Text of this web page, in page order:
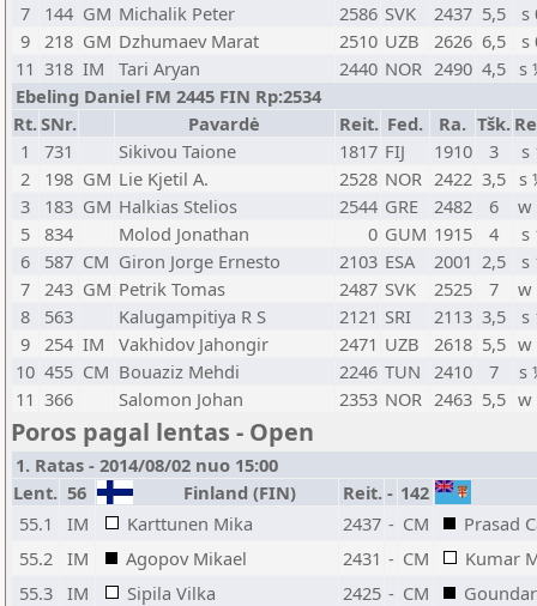
7
144 GM Michalik Peter 2586 SVK 2437 5,5
s
9
218 GM Dzhumaev Marat 2510 UZB 2626 6,5
s
11 318 IM Tari Aryan 2440 NOR 2490 4,5 s
Ebeling Daniel FM 2445 FIN Rp:2534
Rt.SNr. Pavardė Reit. Fed. Ra. Tšk.
1
731 Sikivou Taione 1817 FIJ 1910 3
s
2
198 GM Lie Kjetil A. 2528 NOR 2422 3,5 s
3
183 GM Halkias Stelios 2544 GRE 2482 6
w
5
834 Molod Jonathan 0 GUM 1915 4
s
6
587 CM Giron Jorge Ernesto 2103 ESA 2001 2,5
s
7
243 GM Petrik Tomas 2487 SVK 2525 7
w
8
563 Kalugampitiya R S 2121 SRI 2113 3,5
s
9
254 IM Vakhidov Jahongir 2471 UZB 2618 5,5 w
10 455 CM Bouaziz Mehdi 2246 TUN 2410 7
s
11 366 Salomon Johan 2353 NOR 2463 5,5 w
Poros pagal lentas - Open
1. Ratas - 2014/08/02 nuo 15:00
Lent. 56 Finland (FIN) Reit. - 142
55.1
IM Karttunen Mika 2437 - CM
Prasad
55.2 IM Agopov Mikael 2431 - CM
Kumar
55.3 IM Sipila Vilka 2425 - CM